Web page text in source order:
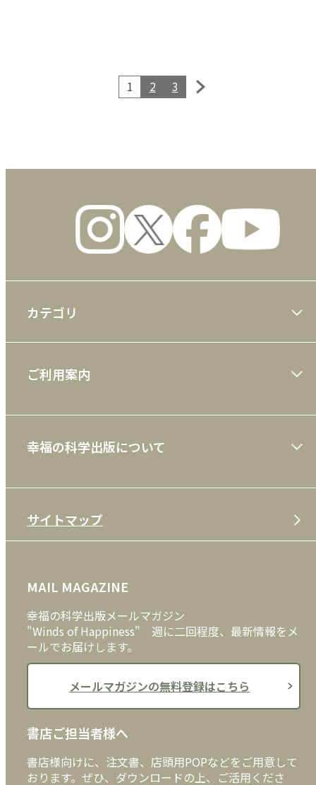
1 2 3
カテゴリ
雑誌
CD
DVD・ブルーレイ
外国語
ご利用案内
利用規約
特定商取引法
プライバシーポリシー
クッキーポリシー
幸福の科学出版について
メディア・ライブラリー
サイトマップ
MAIL MAGAZINE
幸福の科学出版メールマガジン
"Winds of Happiness" 週に二回程度、最新情報をメ
ールでお届けします。
メールマガジンの無料登録はこちら
書店ご担当者様へ
書店様向けに、注文書、店頭用POPなどをご用意して
おります。ぜひ、ダウンロードの上、ご活用くださ